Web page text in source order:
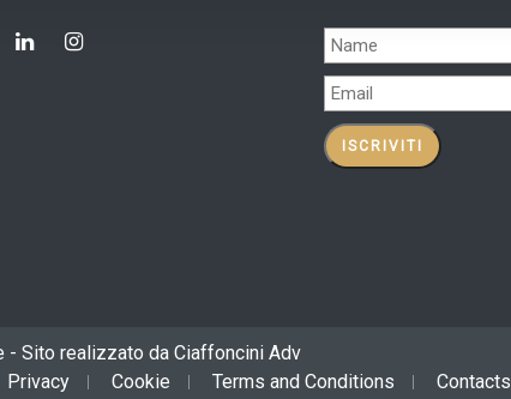
- Sito realizzato da Ciaffoncini Adv
Privacy Cookie Terms and Conditions Contacts